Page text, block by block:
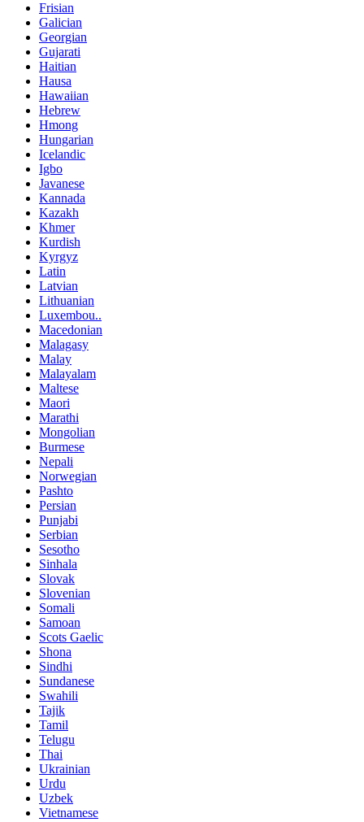
Frisian
Galician
Georgian
Gujarati
Haitian
Hausa
Hawaiian
Hebrew
Hmong
Hungarian
Icelandic
Igbo
Javanese
Kannada
Kazakh
Khmer
Kurdish
Kyrgyz
Latin
Latvian
Lithuanian
Luxembou..
Macedonian
Malagasy
Malay
Malayalam
Maltese
Maori
Marathi
Mongolian
Burmese
Nepali
Norwegian
Pashto
Persian
Punjabi
Serbian
Sesotho
Sinhala
Slovak
Slovenian
Somali
Samoan
Scots Gaelic
Shona
Sindhi
Sundanese
Swahili
Tajik
Tamil
Telugu
Thai
Ukrainian
Urdu
Uzbek
Vietnamese